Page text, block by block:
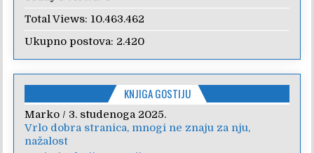
Total Views: 10.463.462
Ukupno postova: 2.420
KNJIGA GOSTIJU
Marko / 3. studenoga 2025.
Vrlo dobra stranica, mnogi ne znaju za nju,
nažalost
Anica/7. veljače 2024.
Poštovanje, draga kolegice! Hvala Vam na
nesebičnom radu i promoviranju...